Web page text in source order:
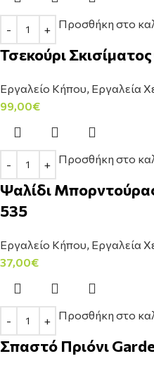
Προσθήκη στο
Τσεκούρι
Εργαλείο Κήπου, Εργαλεία
99,00€
Προσθήκη στο
Ψαλίδι
535
Εργαλείο Κήπου, Εργαλεία
37,00€
Προσθήκη στο
Σπαστό Πριόνι